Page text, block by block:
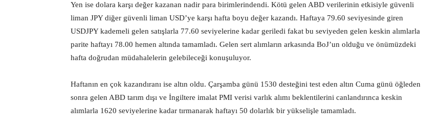
Yen ise dolara karşı değer kazanan nadir para birimlerindendi. Kötü gelen ABD verilerinin etkisiyle güvenli
liman JPY diğer güvenli liman USD’ye karşı hafta boyu değer kazandı. Haftaya 79.60 seviyesinde giren
USDJPY kademeli gelen satışlarla 77.60 seviyelerine kadar geriledi fakat bu seviyeden gelen keskin alımlarla
parite haftayı 78.00 hemen altında tamamladı. Gelen sert alımların arkasında BoJ’un olduğu ve önümüzdeki
hafta doğrudan müdahalelerin gelebileceği konuşuluyor.
Haftanın en çok kazandıranı ise altın oldu. Çarşamba günü 1530 desteğini test eden altın Cuma günü öğleden
sonra gelen ABD tarım dışı ve İngiltere imalat PMI verisi varlık alımı beklentilerini canlandırınca keskin
alımlarla 1620 seviyelerine kadar tırmanarak haftayı 50 dolarlık bir yükselişle tamamladı.